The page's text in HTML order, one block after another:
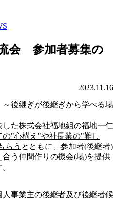
会 参加者募集の
2023.11.16
後継ぎが後継ぎから学べる場
した株式会社福地組の福地一仁
の"心構え"や社長業の"難し
らう とともに、参加者(後継者)
合う仲間作りの機会(場)を提供
人事業主の後継者及び後継者候